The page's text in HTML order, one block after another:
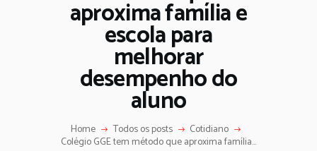
aproxima família e
escola para
melhorar
desempenho do
aluno
Home Todos os posts Cotidiano
Colégio GGE tem método que aproxima família...
COTIDIANO
OPINIÃO
SOBRE